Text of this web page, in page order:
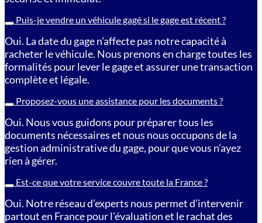
Puis-je vendre un véhicule gagé si le gage est récent ?
Oui. La date du gage n’affecte pas notre capacité à
racheter le véhicule. Nous prenons en charge toutes les
formalités pour lever le gage et assurer une transaction
complète et légale.
Proposez-vous une assistance pour les documents ?
Oui. Nous vous guidons pour préparer tous les
documents nécessaires et nous nous occupons de la
gestion administrative du gage, pour que vous n’ayez
rien à gérer.
Est-ce que votre service couvre toute la France ?
Oui. Notre réseau d’experts nous permet d’intervenir
partout en France pour l’évaluation et le rachat des